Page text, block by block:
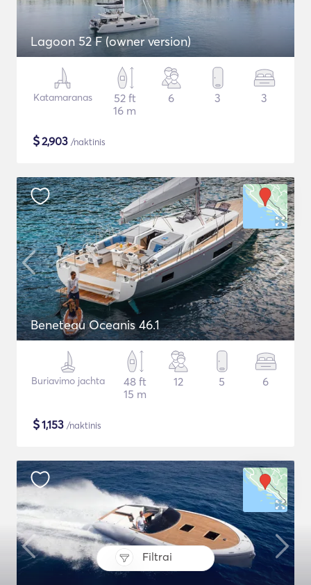
Filtrai
Lagoon 52 F (owner version)
Katamaranas
52 ft
16 m
6 3 3
$2,903 /naktinis
Beneteau Oceanis 46.1
Buriavimo jachta
48 ft
15 m
12 5 6
$1,153 /naktinis